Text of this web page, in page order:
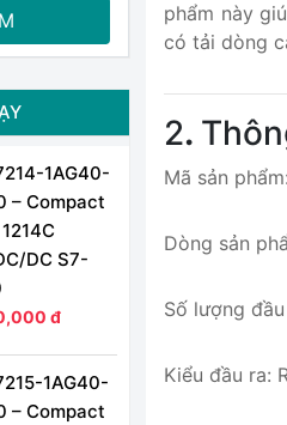
phẩm này
có tải dòng
2.
Mã sản
Dòng sản
Số lượng
Kiểu đầu ra:
1AG40-
– Compact
DC S7-
đ
1AG40-
– Compact